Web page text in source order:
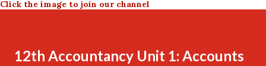
Click the image to join our channel
12th Accountancy Unit 1: Accounts